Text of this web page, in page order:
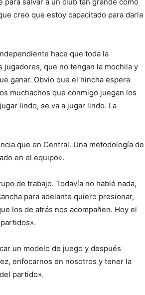
creo que estoy capacitado para darla
hace que toda la
jugadores, que no tengan la mochila y
ganar. Obvio que el hincha espera
muchachos que conmigo juegan los
lindo, se va a jugar lindo. La
que en Central. Una metodología de
en el equipo».
de trabajo. Todavía no hablé nada,
para adelante quiero presionar,
los de atrás nos acompañen. Hoy el
un modelo de juego y después
enfocarnos en nosotros y tener la
partido».